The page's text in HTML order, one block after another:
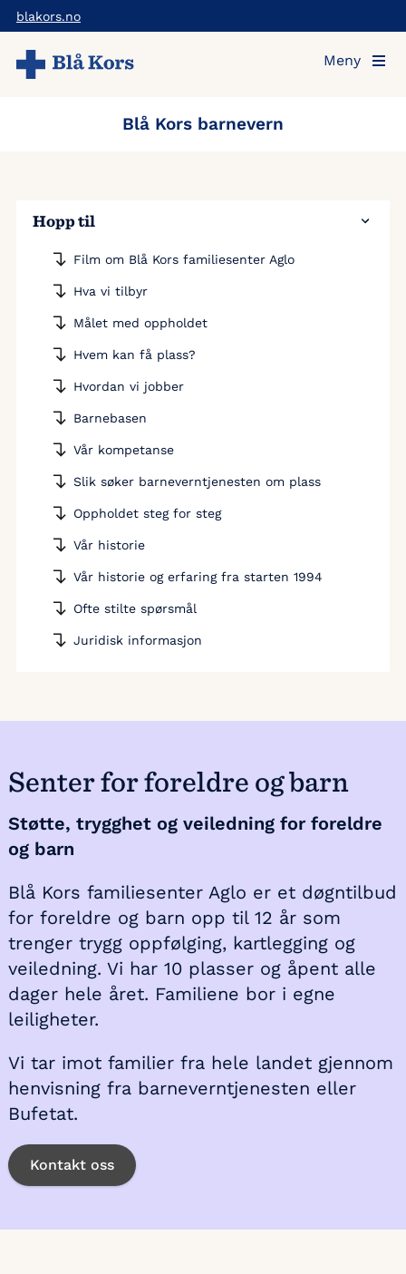
Hopp
til
hovedinnholdet
blakors.no
Meny
Blå Kors barnevern
Hopp til
Film om Blå Kors familiesenter Aglo
Hva vi tilbyr
Målet med oppholdet
Hvem kan få plass?
Hvordan vi jobber
Barnebasen
Vår kompetanse
Slik søker barneverntjenesten om plass
Oppholdet steg for steg
Vår historie
Vår historie og erfaring fra starten 1994
Ofte stilte spørsmål
Juridisk informasjon
Senter for foreldre og barn
Støtte, trygghet og veiledning for foreldre
og barn
Blå Kors familiesenter Aglo er et døgntilbud
for foreldre og barn opp til 12 år som
trenger trygg oppfølging, kartlegging og
veiledning. Vi har 10 plasser og åpent alle
dager hele året. Familiene bor i egne
leiligheter.
Vi tar imot familier fra hele landet gjennom
henvisning fra barneverntjenesten eller
Bufetat.
Kontakt oss